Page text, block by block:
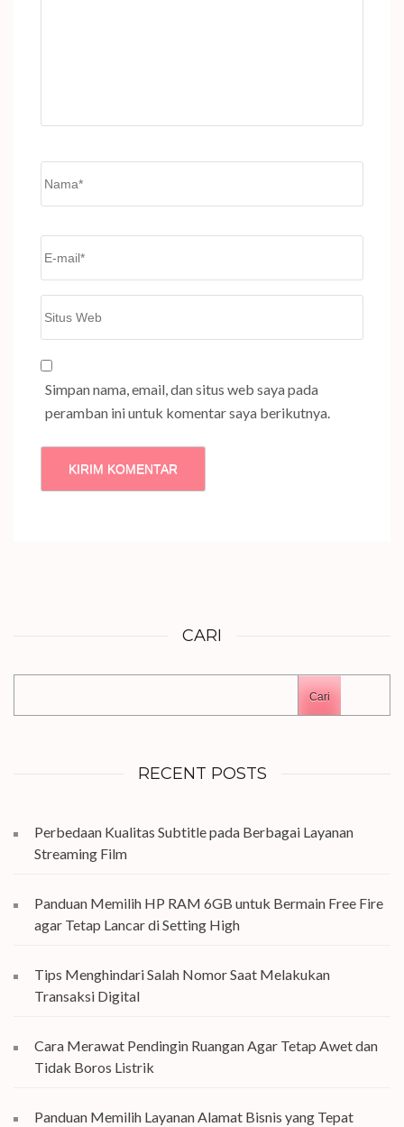
Simpan nama, email, dan situs web saya pada
peramban ini untuk komentar saya berikutnya.
CARI
Cari
RECENT POSTS
Perbedaan Kualitas Subtitle pada Berbagai Layanan
Streaming Film
Panduan Memilih HP RAM 6GB untuk Bermain Free Fire
agar Tetap Lancar di Setting High
Tips Menghindari Salah Nomor Saat Melakukan
Transaksi Digital
Cara Merawat Pendingin Ruangan Agar Tetap Awet dan
Tidak Boros Listrik
Panduan Memilih Layanan Alamat Bisnis yang Tepat